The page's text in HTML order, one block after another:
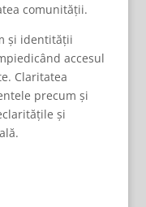
comunității.
și identității
accesul
Claritatea
precum și
și